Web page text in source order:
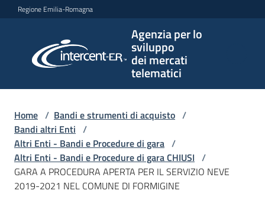
Vai al contenuto
Vai alla navigazione
Vai al footer
Regione Emilia-Romagna
Agenzia per lo
sviluppo
dei mercati
telematici
per lo
sviluppo
telematici
L'Agenzia
Home / Bandi e strumenti di acquisto /
Bandi altri Enti /
Altri Enti - Bandi e Procedure di gara /
Altri Enti - Bandi e Procedure di gara CHIUSI /
GARA A PROCEDURA APERTA PER IL SERVIZIO NEVE
2019-2021 NEL COMUNE DI FORMIGINE